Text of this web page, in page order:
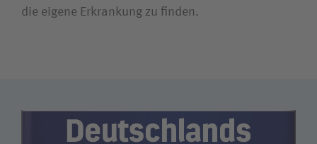
die eigene Erkrankung zu finden.